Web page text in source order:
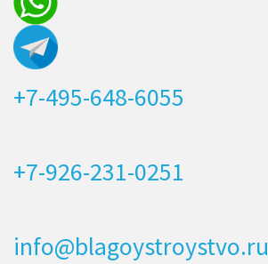
+7-495-648-6055
+7-926-231-0251
info@blagoystroystvo.ru